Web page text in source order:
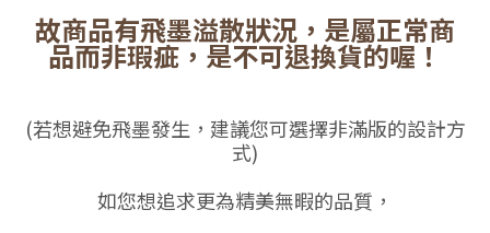
故商品有飛墨溢散狀況，是屬正常商
品而非瑕疵，是不可退換貨的喔！
(若想避免飛墨發生，建議您可選擇非滿版的設計方
式)
如您想追求更為精美無暇的品質，